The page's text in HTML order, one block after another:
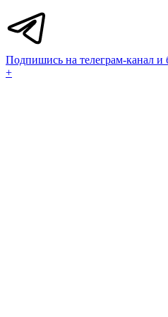
Подпишись на телеграм-канал и
+